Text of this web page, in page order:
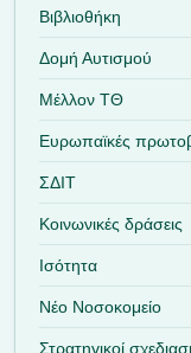
Βιβλιοθήκη
Δομή Αυτισμού
Μέλλον ΤΘ
Ευρωπαϊκές
ΣΔΙΤ
Κοινωνικές δράσεις
Ισότητα
Νέο Νοσοκομείο
Στρατηγικοί